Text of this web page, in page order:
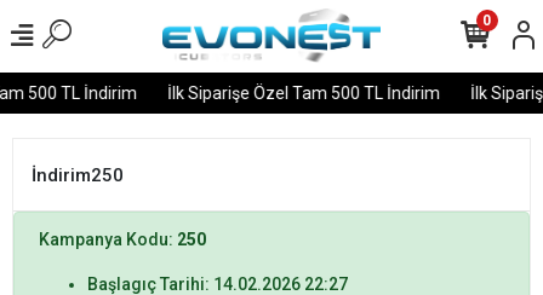
500 TL İndirim İlk Siparişe Özel Tam 500 TL İndirim İlk
0
İndirim250
Kampanya Kodu: 250
Başlagıç Tarihi: 14.02.2026 22:27